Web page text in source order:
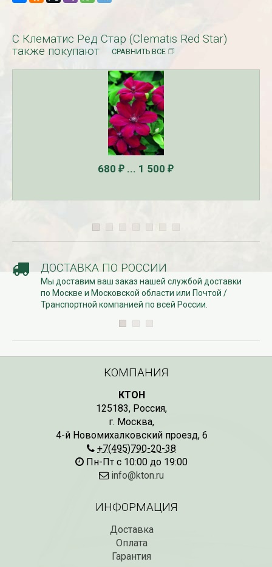
С Клематис Ред Стар (Clematis Red Star)
также покупают
СРАВНИТЬ ВСЕ
680 ₽... 1 500 ₽
ДОСТАВКА ПО РОССИИ
Мы доставим ваш заказ нашей службой доставки
по Москве и Московской области или Почтой /
Транспортной компанией по всей России.
КОМПАНИЯ
КТОН
125183, Россия,
г. Москва,
4-й Новомихалковский проезд, 6
+7(495)790-20-38
Пн-Пт с 10:00 до 19:00
info@kton.ru
ИНФОРМАЦИЯ
Доставка
Оплата
Гарантия